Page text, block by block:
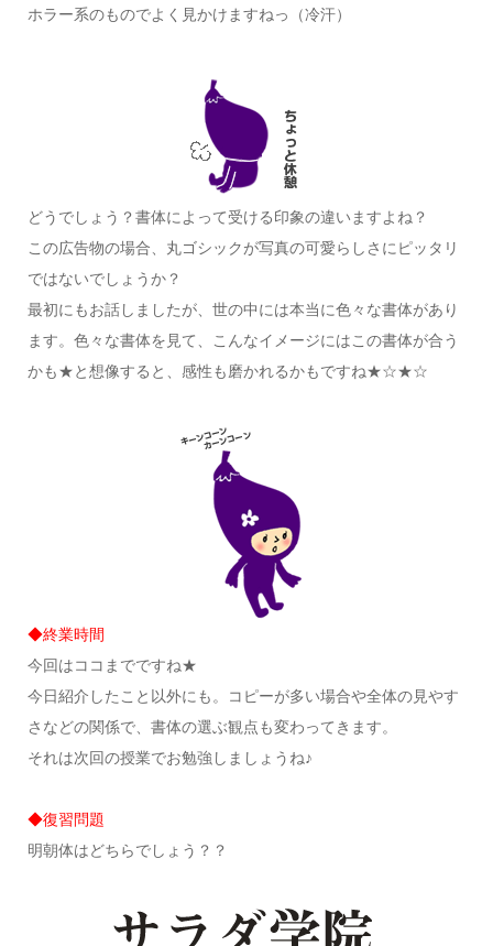
ホラー系のものでよく見かけますねっ（冷汗）
どうでしょう？書体によって受ける印象の違いますよね？
この広告物の場合、丸ゴシックが写真の可愛らしさにピッタリ
ではないでしょうか？
最初にもお話しましたが、世の中には本当に色々な書体があり
ます。色々な書体を見て、こんなイメージにはこの書体が合う
かも★と想像すると、感性も磨かれるかもですね★☆★☆
◆終業時間
今回はココまでですね★
今日紹介したこと以外にも。コピーが多い場合や全体の見やす
さなどの関係で、書体の選ぶ観点も変わってきます。
それは次回の授業でお勉強しましょうね♪
◆復習問題
明朝体はどちらでしょう？？